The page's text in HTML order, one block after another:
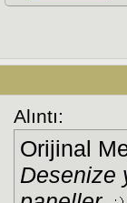
Alıntı:
Orijinal
Desenize